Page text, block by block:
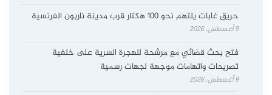
حريق غابات يلتهم نحو 100 هكتار قرب مدينة ناربون الفرنسية
9 أغسطس، 2026
فتح بحث قضائي مع مرشحة للهجرة السرية على خلفية
تصريحات واتهامات موجهة لجهات رسمية
9 أغسطس، 2026